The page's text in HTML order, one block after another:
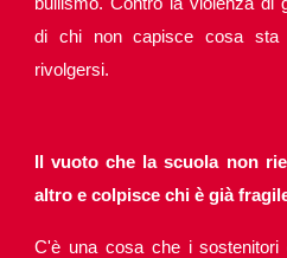
di chi non capisce cosa
rivolgersi.
Il vuoto che la scuola non
altro e colpisce chi è già
C'è una cosa che i sostenitori